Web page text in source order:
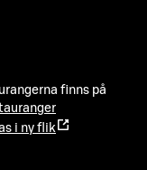
finns på
i ny flik